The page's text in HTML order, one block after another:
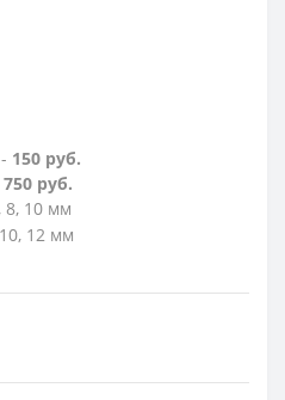
150 руб.
750 руб.
8, 10 мм
12 мм